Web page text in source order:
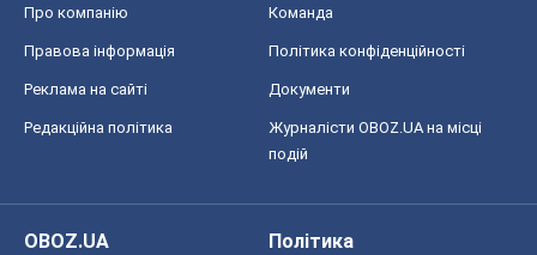
Про компанію Команда
Правова інформація Політика конфіденційності
Реклама на сайті Документи
Редакційна політика
Журналісти OBOZ.UA на місці
подій
OBOZ.UA
Політика